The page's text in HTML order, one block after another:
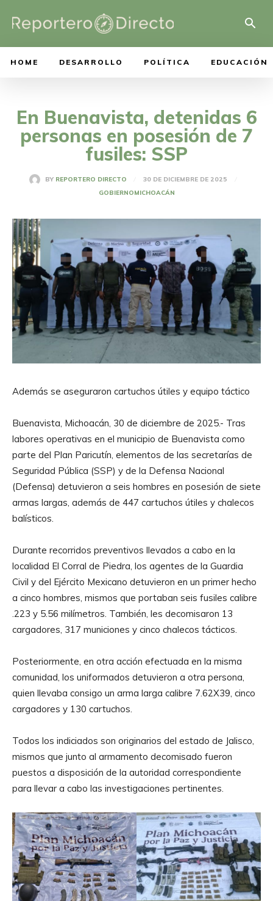
HOME DESARROLLO POLÍTICA EDUCACIÓN
En Buenavista, detenidas 6
personas en posesión de 7
fusiles: SSP
BY REPORTERO DIRECTO
30 DE DICIEMBRE DE 2025
GOBIERNOMICHOACÁN
Además se aseguraron cartuchos útiles y equipo táctico
Buenavista, Michoacán, 30 de diciembre de 2025.- Tras
labores operativas en el municipio de Buenavista como
parte del Plan Paricutín, elementos de las secretarías de
Seguridad Pública (SSP) y de la Defensa Nacional
(Defensa) detuvieron a seis hombres en posesión de siete
armas largas, además de 447 cartuchos útiles y chalecos
balísticos.
Durante recorridos preventivos llevados a cabo en la
localidad El Corral de Piedra, los agentes de la Guardia
Civil y del Ejército Mexicano detuvieron en un primer hecho
a cinco hombres, mismos que portaban seis fusiles calibre
.223 y 5.56 milímetros. También, les decomisaron 13
cargadores, 317 municiones y cinco chalecos tácticos.
Posteriormente, en otra acción efectuada en la misma
comunidad, los uniformados detuvieron a otra persona,
quien llevaba consigo un arma larga calibre 7.62X39, cinco
cargadores y 130 cartuchos.
Todos los indiciados son originarios del estado de Jalisco,
mismos que junto al armamento decomisado fueron
puestos a disposición de la autoridad correspondiente
para llevar a cabo las investigaciones pertinentes.